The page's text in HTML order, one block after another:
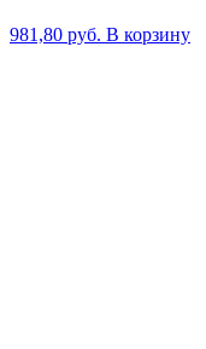
981,80 руб. В корзину